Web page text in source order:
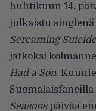
huhtikuun 14.
julkaistu singlenä
Screaming Suicide
jatkoksi
Had a Son.
Seasonspäivää